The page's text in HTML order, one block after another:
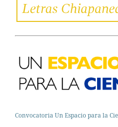
Convocatoria Un Espacio para la